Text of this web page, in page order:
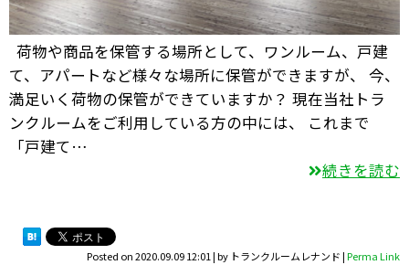
荷物や商品を保管する場所として、ワンルーム、戸建
て、アパートなど様々な場所に保管ができますが、 今、
満足いく荷物の保管ができていますか？ 現在当社トラ
ンクルームをご利用している方の中には、 これまで
「戸建て…
続きを読む
Posted on2020.09.09 12:01|by トランクルームレナンド|Perma Link